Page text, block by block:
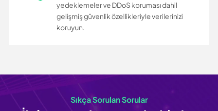
yedeklemeler ve DDoS koruması dahil
gelişmiş güvenlik özellikleriyle verilerinizi
koruyun.
Sıkça Sorulan Sorular